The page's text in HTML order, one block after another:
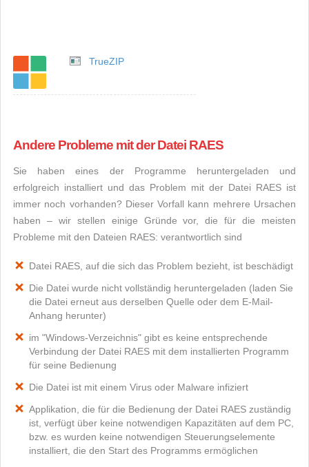
TrueZIP
Andere Probleme mit der Datei RAES
Sie haben eines der Programme heruntergeladen und
erfolgreich installiert und das Problem mit der Datei RAES ist
immer noch vorhanden? Dieser Vorfall kann mehrere Ursachen
haben – wir stellen einige Gründe vor, die für die meisten
Probleme mit den Dateien RAES: verantwortlich sind
Datei RAES, auf die sich das Problem bezieht, ist beschädigt
Die Datei wurde nicht vollständig heruntergeladen (laden Sie
die Datei erneut aus derselben Quelle oder dem E-Mail-
Anhang herunter)
im "Windows-Verzeichnis" gibt es keine entsprechende
Verbindung der Datei RAES mit dem installierten Programm
für seine Bedienung
Die Datei ist mit einem Virus oder Malware infiziert
Applikation, die für die Bedienung der Datei RAES zuständig
ist, verfügt über keine notwendigen Kapazitäten auf dem PC,
bzw. es wurden keine notwendigen Steuerungselemente
installiert, die den Start des Programms ermöglichen